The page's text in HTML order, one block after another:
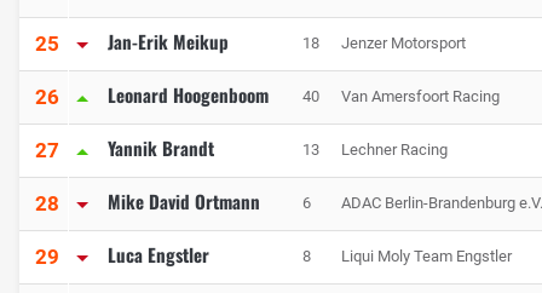
25 Jan-Erik Meikup 18 Jenzer Motorsport
26 Leonard Hoogenboom 40 Van Amersfoort Racing
27 Yannik Brandt 13 Lechner Racing
28 Mike David Ortmann 6 ADAC Berlin-Brandenburg e.V.
29 Luca Engstler 8 Liqui Moly Team Engstler